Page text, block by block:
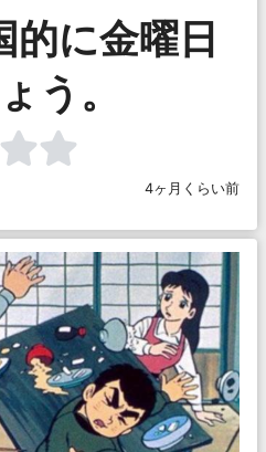
的に金曜日
う。
4ヶ月くらい前